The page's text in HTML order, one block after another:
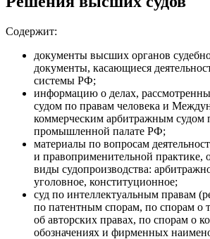
Содержит:
документы высших органов
документы, касающиеся
системы РФ;
информацию о делах,
судом по правам человека и
коммерческим арбитражным судом
промышленной палате РФ;
материалы по вопросам
и правоприменительной практике,
виды судопроизводства:
уголовное, конституционное;
суд по интеллектуальным правам
по патентным спорам, по спорам о
об авторских правах, по спорам о
обозначениях и фирменных